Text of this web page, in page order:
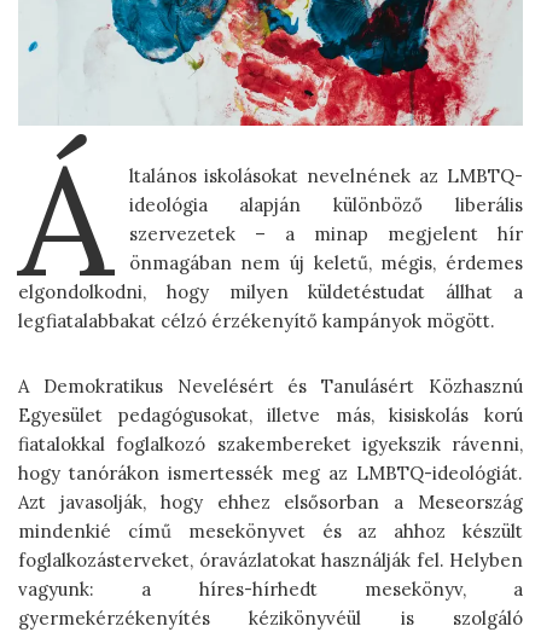
Á
ltalános iskolásokat nevelnének az LMBTQ-
ideológia alapján különböző liberális
szervezetek – a minap megjelent hír
önmagában nem új keletű, mégis, érdemes
elgondolkodni, hogy milyen küldetéstudat állhat a
legfiatalabbakat célzó érzékenyítő kampányok mögött.
A Demokratikus Nevelésért és Tanulásért Közhasznú
Egyesület pedagógusokat, illetve más, kisiskolás korú
fiatalokkal foglalkozó szakembereket igyekszik rávenni,
hogy tanórákon ismertessék meg az LMBTQ-ideológiát.
Azt javasolják, hogy ehhez elsősorban a Meseország
mindenkié című mesekönyvet és az ahhoz készült
foglalkozásterveket, óravázlatokat használják fel. Helyben
vagyunk: a híres-hírhedt mesekönyv, a
gyermekérzékenyítés kézikönyvéül is szolgáló